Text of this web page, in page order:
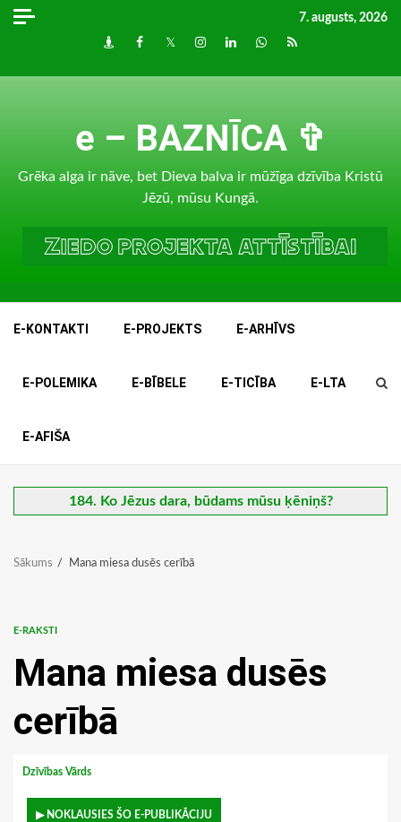
Skip
7. augusts, 2026
DraugiemFacebook
TwitterInstagram
LinkedInwhatsapp
RSS
e – BAZNĪCA ✞
Grēka alga ir nāve, bet Dieva balva ir mūžīga dzīvība Kristū
Jēzū, mūsu Kungā.
E-KONTAKTI E-PROJEKTS E-ARHĪVS
E-POLEMIKA E-BĪBELE E-TICĪBA E-LTA
E-AFIŠA
184. Ko Jēzus dara, būdams mūsu ķēniņš?
Sākums Mana miesa dusēs cerībā
E-RAKSTI
Mana miesa dusēs
cerībā
Dzīvības Vārds
▶ NOKLAUSIES ŠO E-PUBLIKĀCIJU